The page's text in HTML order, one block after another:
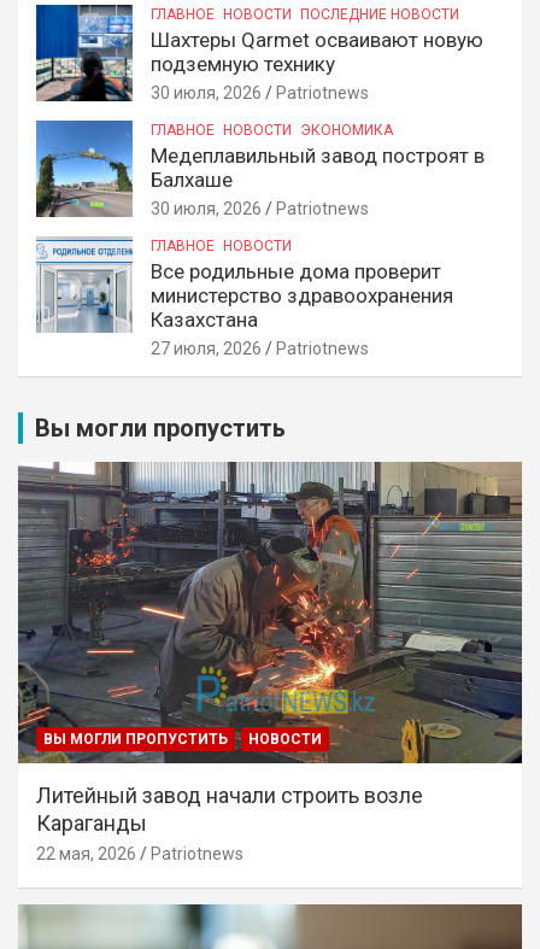
ГЛАВНОЕ НОВОСТИ ПОСЛЕДНИЕ НОВОСТИ
Шахтеры Qarmet осваивают новую
подземную технику
30 июля, 2026 Patriotnews
ГЛАВНОЕ НОВОСТИ ЭКОНОМИКА
Медеплавильный завод построят в
Балхаше
30 июля, 2026 Patriotnews
ГЛАВНОЕ НОВОСТИ
Все родильные дома проверит
министерство здравоохранения
Казахстана
27 июля, 2026 Patriotnews
Вы могли пропустить
ВЫ МОГЛИ ПРОПУСТИТЬ НОВОСТИ
Литейный завод начали строить возле
Караганды
22 мая, 2026 Patriotnews